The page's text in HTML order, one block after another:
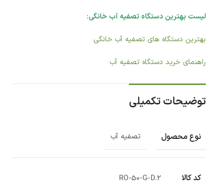
لیست بهترین دستگاه تصفیه آب خانگی:
بهترین دستگاه های تصفیه آب خانگی
راهنمای خرید دستگاه تصفیه آب
توضیحات تکمیلی
نوع محصول تصفیه آب
کد کالا RO-50-G-D.2